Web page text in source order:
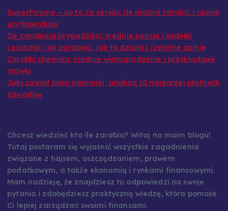
SuperPay.me – co to za serwis, ile można zarobić i opinie
użytkowników
Ile zarabiają brygadziści: średnie pensje i widełki
Leadstar: jak zarabiać, jak to działa i rzetelne opinie
Zarobki chemika: średnie wynagrodzenie i przykładowe
stawki
Jaki zawód płaci najmniej: analiza 10 najgorzej płatnych
zawodów
Chcesz wiedzieć kto ile zarabia? Witaj na moim blogu!
Tutaj postaram się wyjaśnić wszystkie zagadnienia
związane z hajsem, oszczędzaniem, prawem
podatkowym, a także ekonomią i rynkami finansowymi.
Mam nadzieję, że znajdziesz tu odpowiedzi na swoje
pytania i zdobędziesz praktyczną wiedzę, która pomoże
Ci lepiej zarządzać swoimi finansami.